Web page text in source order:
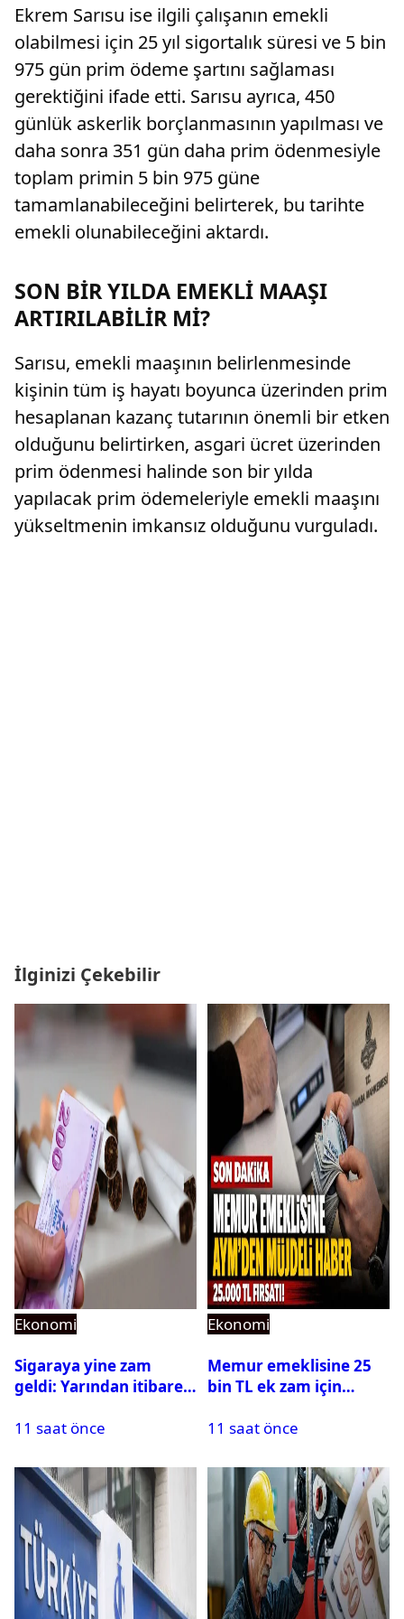
Ekrem Sarısu ise ilgili çalışanın emekli
olabilmesi için 25 yıl sigortalık süresi ve 5 bin
975 gün prim ödeme şartını sağlaması
gerektiğini ifade etti. Sarısu ayrıca, 450
günlük askerlik borçlanmasının yapılması ve
daha sonra 351 gün daha prim ödenmesiyle
toplam primin 5 bin 975 güne
tamamlanabileceğini belirterek, bu tarihte
emekli olunabileceğini aktardı.
SON BİR YILDA EMEKLİ MAAŞI
ARTIRILABİLİR Mİ?
Sarısu, emekli maaşının belirlenmesinde
kişinin tüm iş hayatı boyunca üzerinden prim
hesaplanan kazanç tutarının önemli bir etken
olduğunu belirtirken, asgari ücret üzerinden
prim ödenmesi halinde son bir yılda
yapılacak prim ödemeleriyle emekli maaşını
yükseltmenin imkansız olduğunu vurguladı.
İlginizi Çekebilir
Ekonomi
Sigaraya yine zam
geldi: Yarından itibaren
11 saat önce
Ekonomi
Memur emeklisine 25
bin TL ek zam için
11 saat önce